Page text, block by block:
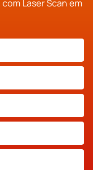
Laser Scan em